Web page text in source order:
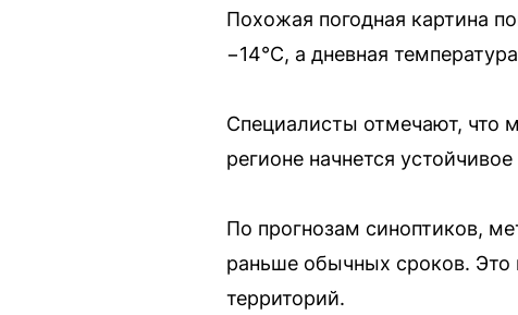
Похожая погодная картина
−14°C, а дневная
Специалисты отмечают, что
регионе начнется
По прогнозам синоптиков,
раньше обычных сроков. Это
территорий.